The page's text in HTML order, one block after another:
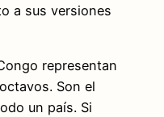
a sus versiones
representan
Son el
un país. Si